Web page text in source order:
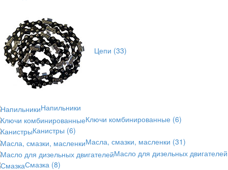
Цепи (33)
Напильники
Ключи комбинированные (6)
Канистры (6)
Масла, смазки, масленки (31)
Масло для дизельных двигателей
Смазка (8)